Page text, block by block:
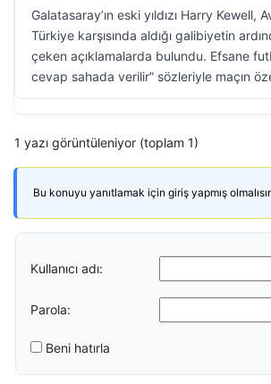
Galatasaray’ın eski yıldızı Harry Kewell,
Türkiye karşısında aldığı galibiyetin
çeken açıklamalarda bulundu. Efsane
cevap sahada verilir” sözleriyle maçın
1 yazı görüntüleniyor (toplam 1)
Bu konuyu yanıtlamak için giriş yapmış
Kullanıcı adı:
Parola:
Beni hatırla